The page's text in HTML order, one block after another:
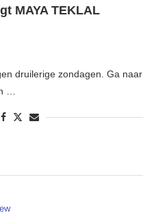
MAYA TEKLAL
druilerige zondagen. Ga naar
…